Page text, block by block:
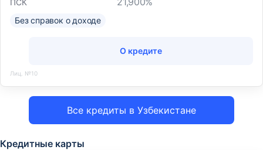
Все кредиты в Узбекистане
Без справок о доходе
О кредите
Лиц. №10
Кредитные карты